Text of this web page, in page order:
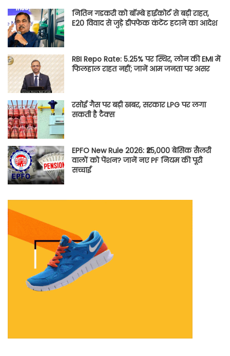
नितिन गडकरी को बॉम्बे हाईकोर्ट से बड़ी राहत,
E20 विवाद से जुड़े डीपफेक कंटेंट हटाने का आदेश
RBI Repo Rate: 5.25% पर स्थिर, लोन की EMI में
फिलहाल राहत नहीं; जानें आम जनता पर असर
रसोई गैस पर बड़ी खबर, सरकार LPG पर लगा
सकती है टैक्स
EPFO New Rule 2026: ₹25,000 बेसिक सैलरी
वालों को पेंशन? जानें नए PF नियम की पूरी
सच्चाई